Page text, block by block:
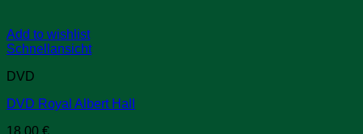
Add to wishlist
Schnellansicht
DVD
DVD Royal Albert Hall
18,00 €